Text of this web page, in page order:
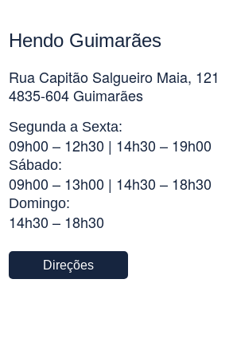
Hendo Guimarães
Rua Capitão Salgueiro Maia, 121
4835-604 Guimarães
Segunda a Sexta:
09h00 – 12h30 | 14h30 – 19h00
Sábado:
09h00 – 13h00 | 14h30 – 18h30
Domingo:
14h30 – 18h30
Direções